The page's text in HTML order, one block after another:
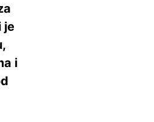
je
i